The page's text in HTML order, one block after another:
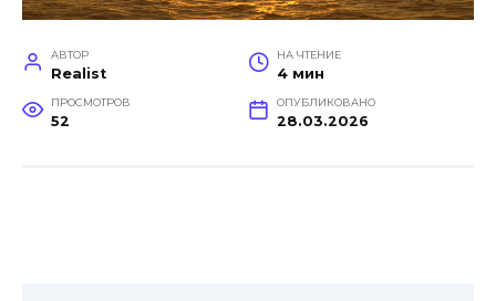
АВТОР
Realist
НА ЧТЕНИЕ
4 мин
ПРОСМОТРОВ
52
ОПУБЛИКОВАНО
28.03.2026